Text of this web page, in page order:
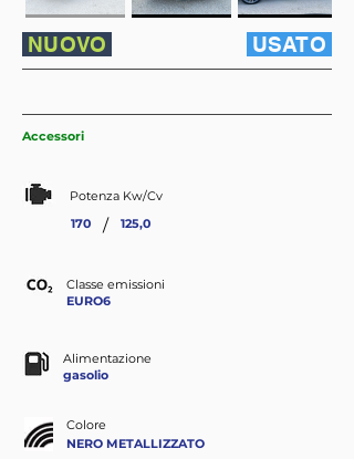
NUOVO USATO
Accessori
Potenza Kw/Cv
170
/ 125,0
Classe emissioni
EURO6
Alimentazione
gasolio
Colore
NERO METALLIZZATO